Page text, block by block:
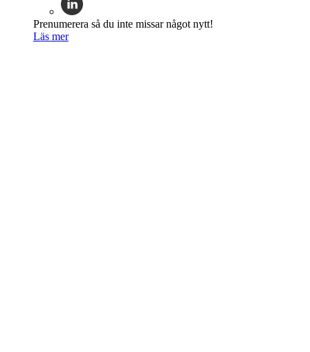
Prenumerera så du inte missar något nytt!
Läs mer